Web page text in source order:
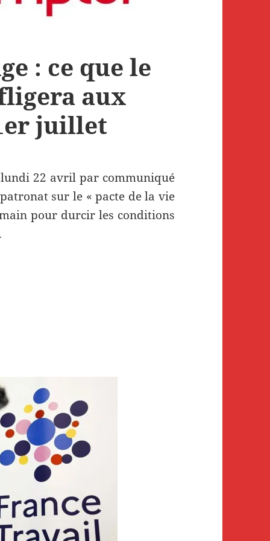
: ce que le
aux
juillet
22 avril par communiqué
sur le « pacte de la vie
pour durcir les conditions